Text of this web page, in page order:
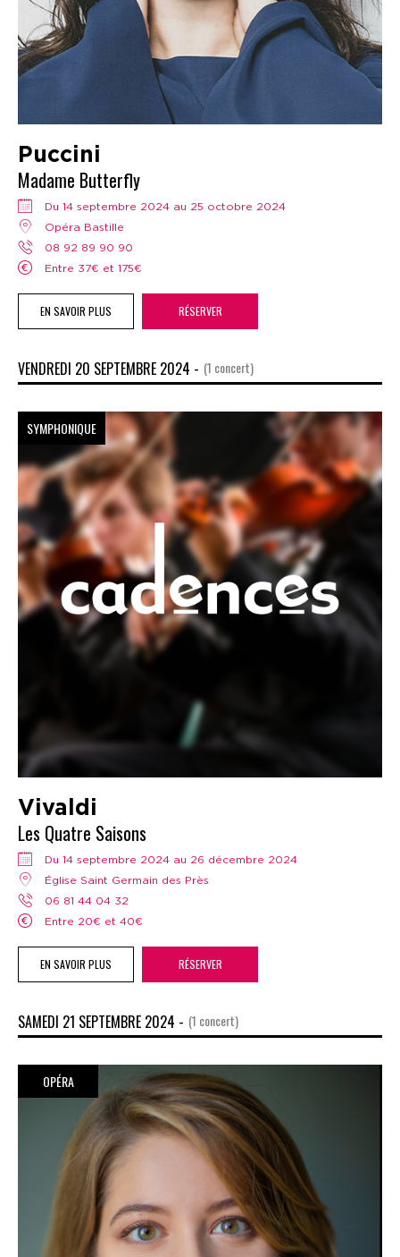
Puccini
Madame Butterfly
Du 14 septembre 2024 au 25 octobre 2024
Opéra Bastille
08 92 89 90 90
Entre 37€ et 175€
EN SAVOIR PLUS RÉSERVER
VENDREDI 20 SEPTEMBRE 2024 - (1 concert)
SYMPHONIQUE
Vivaldi
Les Quatre Saisons
Du 14 septembre 2024 au 26 décembre 2024
Église Saint Germain des Près
06 81 44 04 32
Entre 20€ et 40€
EN SAVOIR PLUS RÉSERVER
SAMEDI 21 SEPTEMBRE 2024 - (1 concert)
OPÉRA